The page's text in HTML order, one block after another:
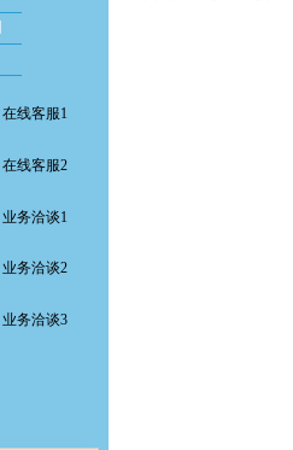
在线客服1
在线客服2
业务洽谈1
业务洽谈2
业务洽谈3